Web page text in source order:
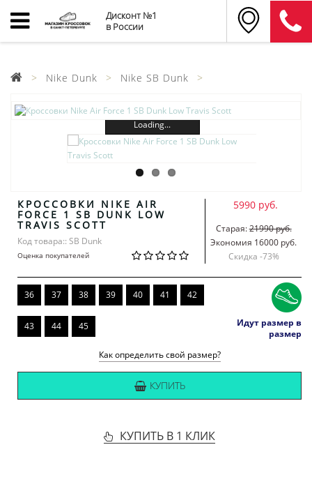
Дисконт №1
в России
Nike Dunk Nike SB Dunk
Loading...
КРОССОВКИ NIKE AIR
FORCE 1 SB DUNK LOW
TRAVIS SCOTT
Код товара:: SB Dunk
Оценка покупателей
5990 руб.
Старая:21990 руб.
Экономия 16000 руб.
Скидка -73%
36 37 38 39 40 41 42
43 44 45
Идут размер в
размер
Как определить свой размер?
КУПИТЬ
КУПИТЬ В 1 КЛИК